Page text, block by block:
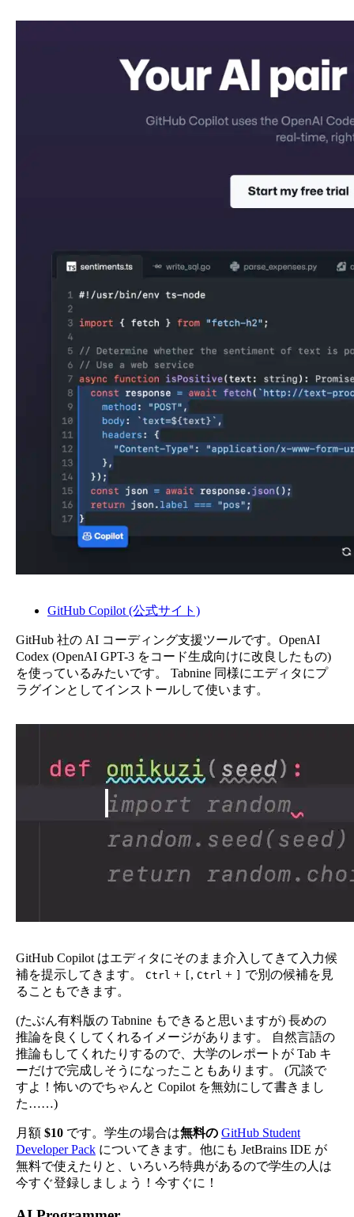
GitHub Copilot (公式サイト)
GitHub 社の AI コーディング支援ツールです。OpenAI
Codex (OpenAI GPT-3 をコード生成向けに改良したもの)
を使っているみたいです。 Tabnine 同様にエディタにプ
ラグインとしてインストールして使います。
GitHub Copilot はエディタにそのまま介入してきて入力候
補を提示してきます。 Ctrl + , Ctrl +
で別の候補を見
ることもできます。
(たぶん有料版の Tabnine もできると思いますが) 長めの
推論を良くしてくれるイメージがあります。 自然言語の
推論もしてくれたりするので、大学のレポートが Tab キ
ーだけで完成しそうになったこともあります。 (冗談で
すよ！怖いのでちゃんと Copilot を無効にして書きまし
た……)
月額 $10 です。学生の場合は無料の GitHub Student
Developer Pack についてきます。他にも JetBrains IDE が
無料で使えたりと、いろいろ特典があるので学生の人は
今すぐ登録しましょう！今すぐに！